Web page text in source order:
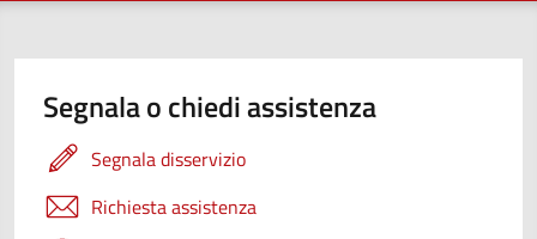
Segnala o chiedi assistenza
Segnala disservizio
Richiesta assistenza